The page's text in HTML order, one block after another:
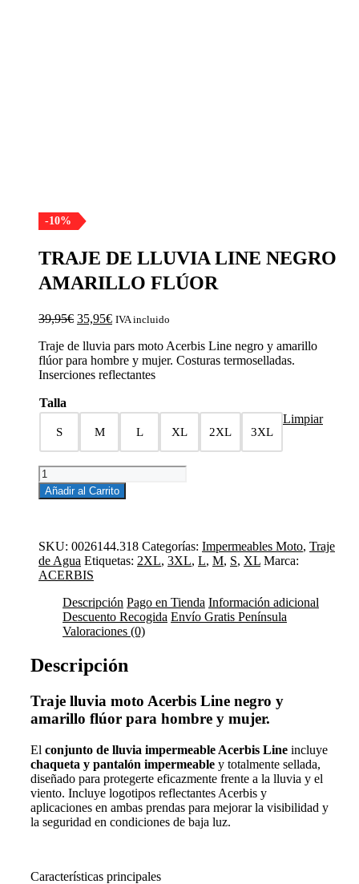
-10%
TRAJE DE LLUVIA LINE NEGRO
AMARILLO FLÚOR
39,95€ El
original
era:
39,95€.
35,95€El
actual
es:
35,95€.
IVA incluido
Traje de lluvia pars moto Acerbis Line negro y amarillo
flúor para hombre y mujer. Costuras termoselladas.
Inserciones reflectantes
Talla
S M L XL 2XL 3XL
Limpiar
TRAJE
DE
LLUVIA
AMARILLO
FLÚOR
cantidad
Añadir al Carrito
SKU: 0026144.318 Categorías: Impermeables Moto, Traje
de Agua Etiquetas: 2XL, 3XL, L, M, S, XL Marca:
ACERBIS
Descripción Pago en Tienda Información adicional
Descuento Recogida Envío Gratis Península
Valoraciones (0)
Descripción
Traje lluvia moto Acerbis Line negro y
amarillo flúor para hombre y mujer.
El conjunto de lluvia impermeable Acerbis Line incluye
chaqueta y pantalón impermeable y totalmente sellada,
diseñado para protegerte eficazmente frente a la lluvia y el
viento. Incluye logotipos reflectantes Acerbis y
aplicaciones en ambas prendas para mejorar la visibilidad y
la seguridad en condiciones de baja luz.
Características principales